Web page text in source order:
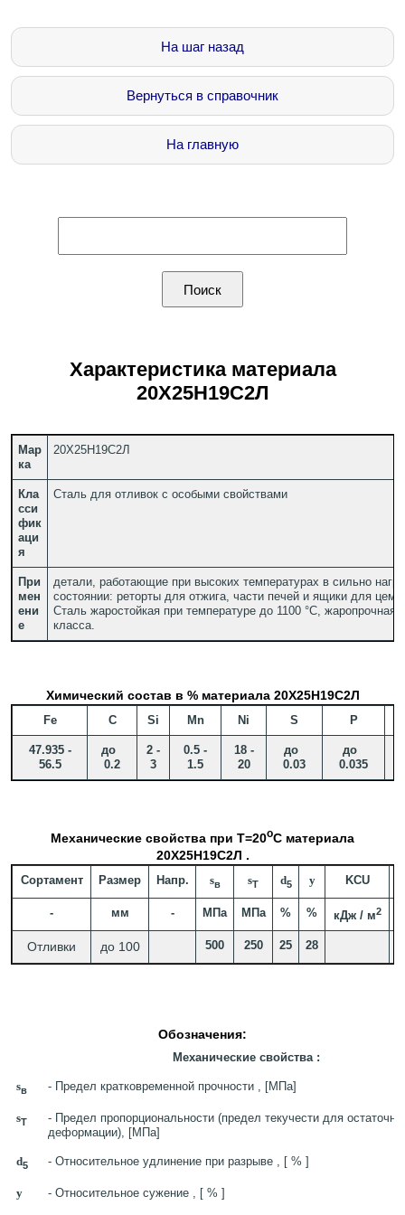
На шаг назад
Вернуться в справочник
На главную
Характеристика материала
20Х25Н19С2Л
Мар
ка
20Х25Н19С2Л
Кла
сси
фик
аци
я
Сталь для отливок с особыми свойствами
При
мен
ени
е
детали, работающие при высоких температурах в сильно
состоянии: реторты для отжига, части печей и ящики для
Сталь жаростойкая при температуре до 1100 °С, жаропрочная,
класса.
Химический состав в % материала 20Х25Н19С2Л
Fe C Si Mn Ni S P
47.935 -
56.5
до
0.2
2 -
3
0.5 -
1.5
18 -
20
до
0.03
до
0.035
Механические свойства при Т=20oС материала
20Х25Н19С2Л .
Сортамент Размер Напр. sв sT d5 y KCU
- мм - МПа МПа % % кДж / м2
Отливки до 100 500 250 25 28
Обозначения:
Механические свойства :
sв - Предел кратковременной прочности , [МПа]
sT
- Предел пропорциональности (предел текучести для
деформации), [МПа]
d5 - Относительное удлинение при разрыве , [ % ]
y - Относительное сужение , [ % ]